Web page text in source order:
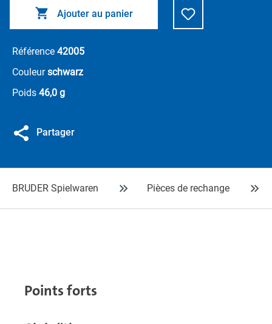
Ajouter au panier
Référence 42005
Couleurschwarz
Poids 46,0 g
Partager
BRUDER Spielwaren Pièces de rechange
Points forts